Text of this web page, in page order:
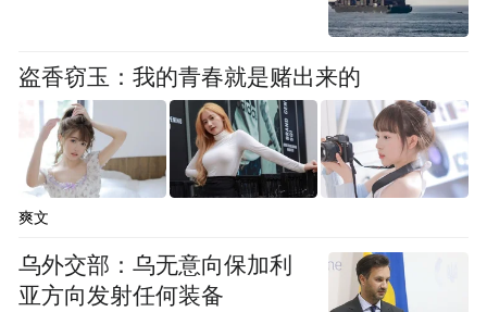
盗香窃玉：我的青春就是赌出来的
爽文
乌外交部：乌无意向保加利
亚方向发射任何装备